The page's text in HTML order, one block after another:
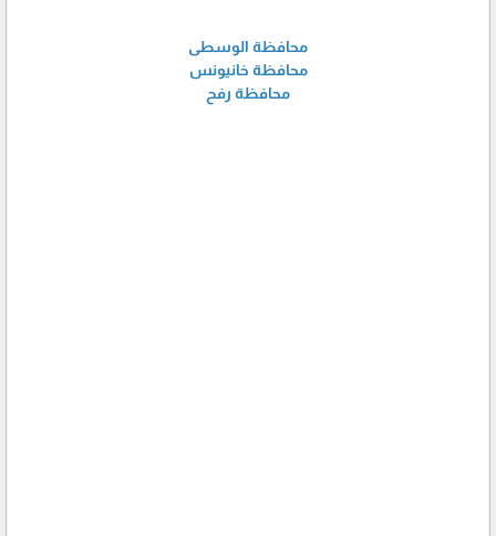
محافظة الوسطى
محافظة خانيونس
محافظة رفح